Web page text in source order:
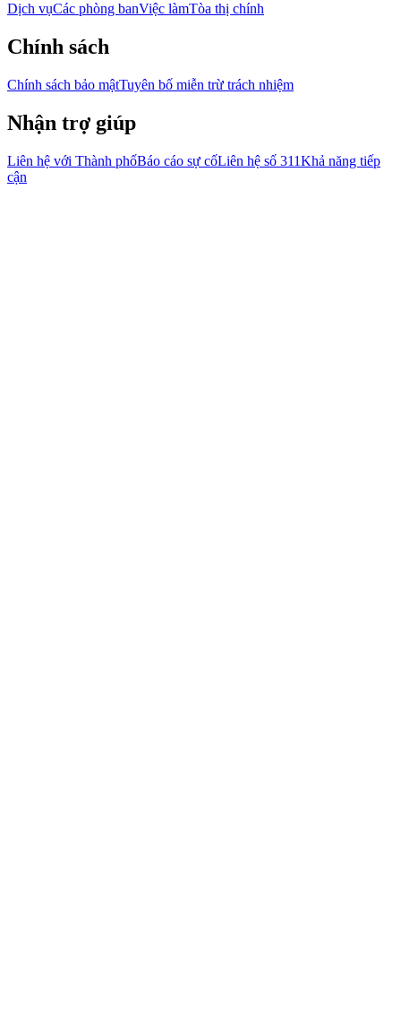
Dịch vụCác phòng banViệc làmTòa thị chính
Chính sách
Chính sách bảo mậtTuyên bố miễn trừ trách nhiệm
Nhận trợ giúp
Liên hệ với Thành phốBáo cáo sự cốLiên hệ số 311Khả năng tiếp
cận